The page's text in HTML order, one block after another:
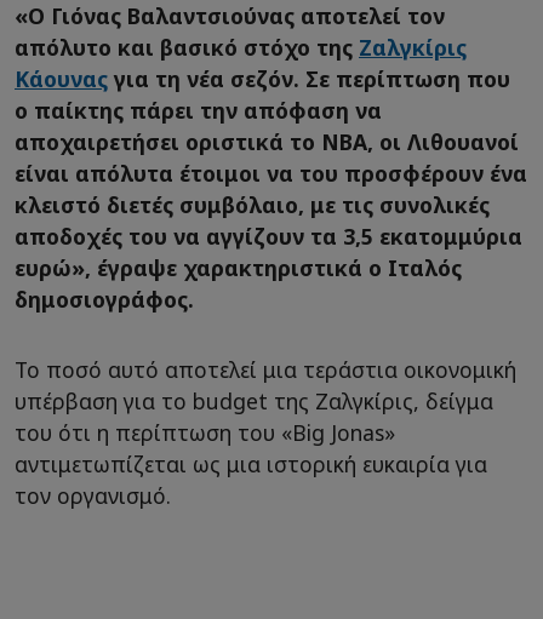
«Ο Γιόνας Βαλαντσιούνας αποτελεί τον
απόλυτο και βασικό στόχο της Ζαλγκίρις
Κάουνας για τη νέα σεζόν. Σε περίπτωση που
ο παίκτης πάρει την απόφαση να
αποχαιρετήσει οριστικά το NBA, οι Λιθουανοί
είναι απόλυτα έτοιμοι να του προσφέρουν ένα
κλειστό διετές συμβόλαιο, με τις συνολικές
αποδοχές του να αγγίζουν τα 3,5 εκατομμύρια
ευρώ», έγραψε χαρακτηριστικά ο Ιταλός
δημοσιογράφος.
Το ποσό αυτό αποτελεί μια τεράστια οικονομική
υπέρβαση για το budget της Ζαλγκίρις, δείγμα
του ότι η περίπτωση του «Big Jonas»
αντιμετωπίζεται ως μια ιστορική ευκαιρία για
τον οργανισμό.